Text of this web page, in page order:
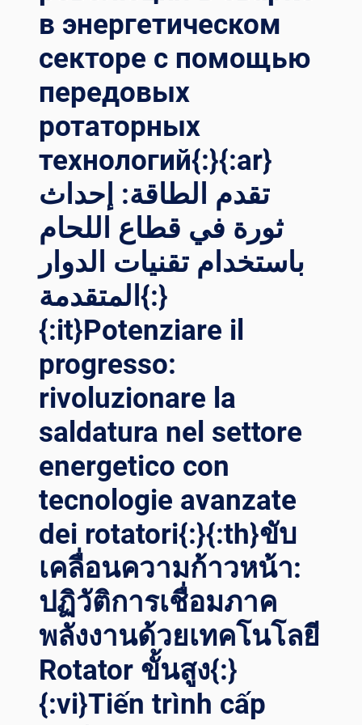
LDATURA DE
LLE TO
RRI EO
OGRESSI NE
LLA TE
CNOLOGIA DE
I RO
TATORI DI
LDATURA{:}{:
TH}กา
รปฏ
ิวัติกา
ื่อม WI
ND TO
WER: คว
ามก้
เท
รเช
TATOR{:}{:
VI}CUỘC CÁ
CH MẠ
NG HÀ
N TH
ÁP GI
ỮNG TI
TR
NG NG
HỆ MÁ
Y HÀ
в энергетическом
секторе с помощью
передовых
ротаторных
технологий{:}{:ar}
تقدم الطاقة: إحداث
ثورة في قطاع اللحام
باستخدام تقنيات الدوار
المتقدمة{:}
{:it}Potenziare il
progresso:
rivoluzionare la
saldatura nel settore
energetico con
tecnologie avanzate
dei rotatori{:}{:th}ขับ
เคลื่อนความก้าวหน้า:
ปฏิวัติการเชื่อมภาค
พลังงานด้วยเทคโนโลยี
Rotator ขั้นสูง{:}
{:vi}Tiến trình cấp